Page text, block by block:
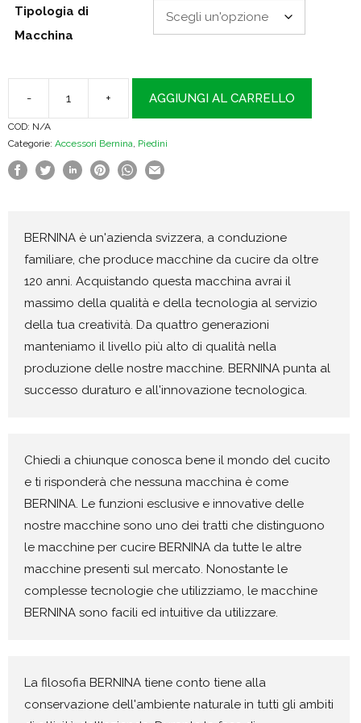
Tipologia di
Macchina
-
per
trasporto
+ AGGIUNGI AL CARRELLO
COD: N/A
Categorie: Accessori Bernina, Piedini
BERNINA è un'azienda svizzera, a conduzione
familiare, che produce macchine da cucire da oltre
120 anni. Acquistando questa macchina avrai il
massimo della qualità e della tecnologia al servizio
della tua creatività. Da quattro generazioni
manteniamo il livello più alto di qualità nella
produzione delle nostre macchine. BERNINA punta al
successo duraturo e all'innovazione tecnologica.
Chiedi a chiunque conosca bene il mondo del cucito
e ti risponderà che nessuna macchina è come
BERNINA. Le funzioni esclusive e innovative delle
nostre macchine sono uno dei tratti che distinguono
le macchine per cucire BERNINA da tutte le altre
macchine presenti sul mercato. Nonostante le
complesse tecnologie che utilizziamo, le macchine
BERNINA sono facili ed intuitive da utilizzare.
La filosofia BERNINA tiene conto tiene alla
conservazione dell'ambiente naturale in tutti gli ambiti